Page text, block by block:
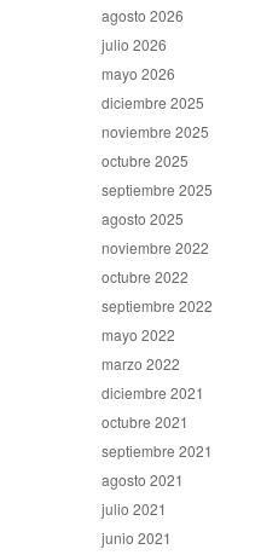
agosto 2026
julio 2026
mayo 2026
diciembre 2025
noviembre 2025
octubre 2025
septiembre 2025
agosto 2025
noviembre 2022
octubre 2022
septiembre 2022
mayo 2022
marzo 2022
diciembre 2021
octubre 2021
septiembre 2021
agosto 2021
julio 2021
junio 2021